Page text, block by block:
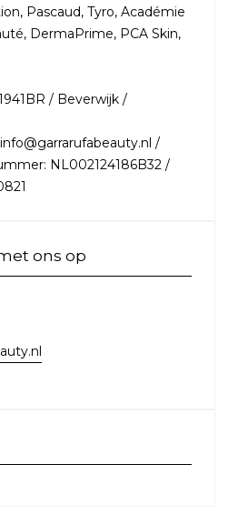
Pascaud, Tyro, Académie
DermaPrime, PCA Skin,
/ Beverwijk /
/
NL002124186B32 /
ons op